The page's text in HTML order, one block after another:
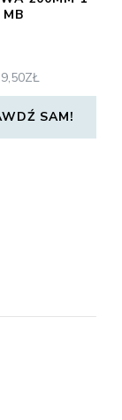
MB
ZŁ
SAM!